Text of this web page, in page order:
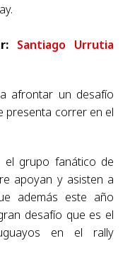
Santiago Urrutia
afrontar un desafío
presenta correr en el
el grupo fanático de
apoyan y asisten a
además este año
desafío que es el
en el rally